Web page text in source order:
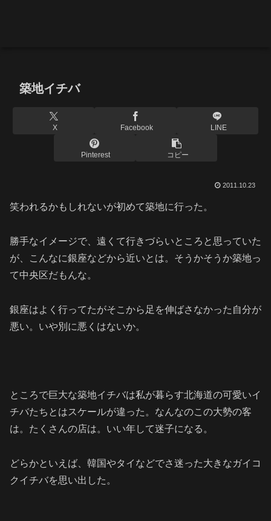
築地イチバ
X Facebook LINE
Pinterest コピー
2011.10.23
笑われるかもしれないが初めて築地に行った。
勝手なイメージで、遠くて行きづらいところと思っていた
が、こんなに銀座などから近いとは。そうかそうか築地っ
て中央区だもんな。
銀座はよく行ってたがそこから足を伸ばさなかった自分が
悪い。いや別に悪くはないか。
ところで巨大な築地イチバは私が暮らす北海道の可愛いイ
チバたちとはスケールが違った。 なんなのこの大勢の客
は。たくさんの店は。いい年して迷子になる。
どらかといえば、韓国やタイなどでさ迷った大きなガイコ
クイチバを思い出した。